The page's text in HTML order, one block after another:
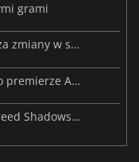
grami
Assassin's Creed Shadows wprowadza zmiany w systemie parkour
Ubisoft ujawnił swój plan na okres po premierze Assassin's Creed Shadows
Najnowsza aktualizacja Assassin's Creed Shadows dodaje funkcje wymagane przez fanów